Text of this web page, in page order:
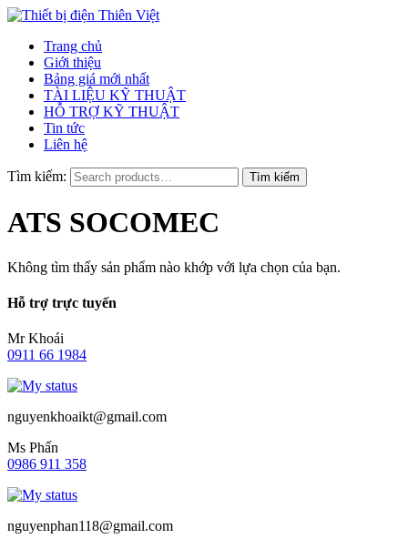
Trang chủ
Giới thiệu
Bảng giá mới nhất
TÀI LIỆU KỸ THUẬT
HỖ TRỢ KỸ THUẬT
Tin tức
Liên hệ
Tìm kiếm:
ATS SOCOMEC
Không tìm thấy sản phẩm nào khớp với lựa chọn của bạn.
Hỗ trợ trực tuyến
Mr Khoái
0911 66 1984
nguyenkhoaikt@gmail.com
Ms Phấn
0986 911 358
nguyenphan118@gmail.com